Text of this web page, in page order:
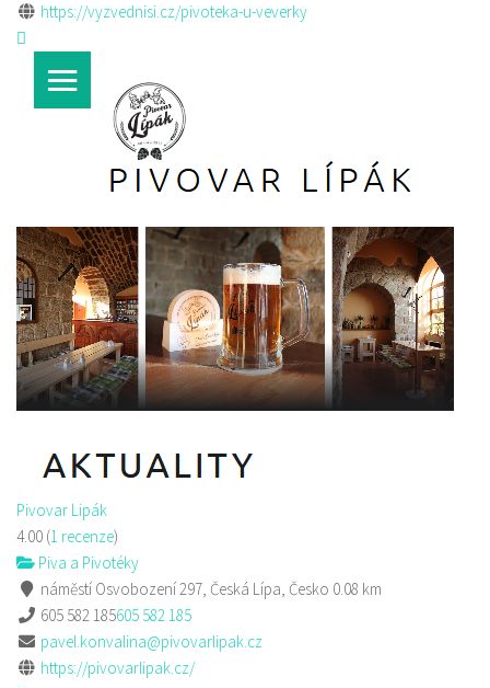
https://vyzvednisi.cz/pivoteka-u-veverky
Pivovar Lipák
4.00 (1 recenze)
Piva a Pivotéky
náměstí Osvobození 297, Česká Lípa, Česko 0.08 km
605 582 185605 582 185
pavel.konvalina@pivovarlipak.cz
https://pivovarlipak.cz/